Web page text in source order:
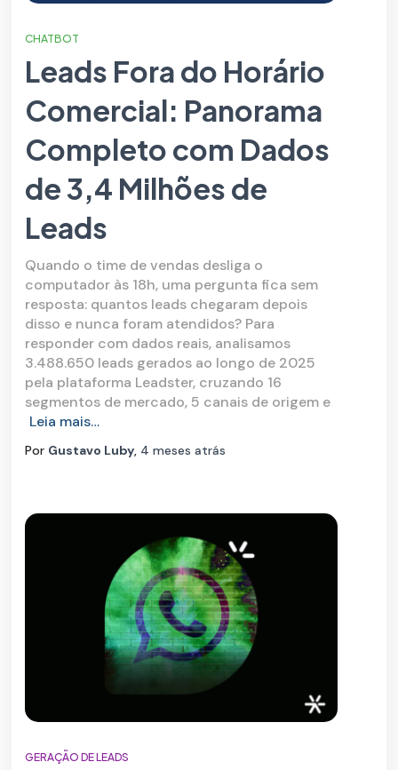
CHATBOT
Leads Fora do Horário
Comercial: Panorama
Completo com Dados
de 3,4 Milhões de
Leads
Quando o time de vendas desliga o
computador às 18h, uma pergunta fica sem
resposta: quantos leads chegaram depois
disso e nunca foram atendidos? Para
responder com dados reais, analisamos
3.488.650 leads gerados ao longo de 2025
pela plataforma Leadster, cruzando 16
segmentos de mercado, 5 canais de origem e
Leia mais…
Por Gustavo Luby, 4 meses atrás
GERAÇÃO DE LEADS